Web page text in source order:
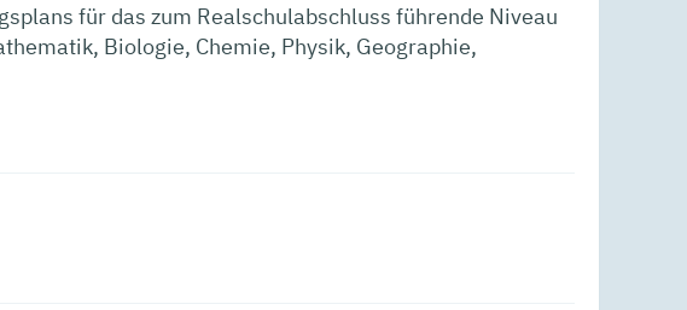
für das zum Realschulabschluss führende Niveau
Biologie, Chemie, Physik, Geographie,